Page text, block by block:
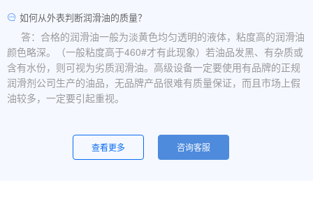
如何从外表判断润滑油的质量？
答：合格的润滑油一般为淡黄色均匀透明的液体，粘度高的润滑油
颜色略深。（一般粘度高于460#才有此现象）若油品发黑、有杂质或
含有水份，则可视为劣质润滑油。高级设备一定要使用有品牌的正规
润滑剂公司生产的油品，无品牌产品很难有质量保证，而且市场上假
油较多，一定要引起重视。
一般是润滑油质量问题，合格的润滑油使用中不应出现大量泡沫，
用户不应采用会产生泡沫的润滑油。还有一个可能的原因是混油可能
查看更多 咨询客服